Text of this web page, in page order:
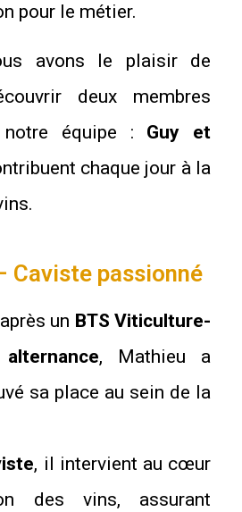
pour le métier.
avons le plaisir de
deux membres
équipe : Guy et
chaque jour à la
Caviste passionné
un BTS Viticulture-
, Mathieu a
sa place au sein de la
, il intervient au cœur
des vins, assurant